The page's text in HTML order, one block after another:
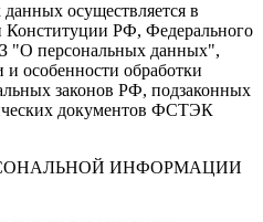
осуществляется в
Конституции РФ, Федерального
"О персональных данных",
особенности обработки
законов РФ, подзаконных
документов ФСТЭК
ИНФОРМАЦИИ